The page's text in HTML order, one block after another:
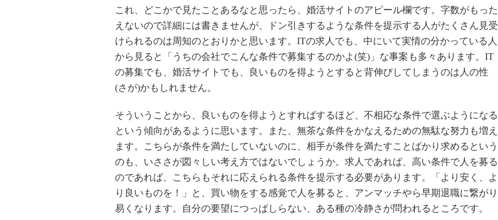
これ、どこかで見たことあるなと思ったら、婚活サイトのアピール欄です。字数がもった
えないので詳細には書きませんが、ドン引きするような条件を提示する人がたくさん見受
けられるのは周知のとおりかと思います。ITの求人でも、中にいて実情の分かっている人
から見ると「うちの会社でこんな条件で募集するのかよ(笑)」な事案も多々あります。IT
の募集でも、婚活サイトでも、良いものを得ようとすると背伸びしてしまうのは人の性
(さが)かもしれません。
そういうことから、良いものを得ようとすればするほど、不相応な条件で選ぶようになる
という傾向があるように思います。また、無茶な条件をかなえるための無駄な努力も増え
ます。こちらが条件を満たしていないのに、相手が条件を満たすことばかり求めるという
のも、いささが図々しい考え方ではないでしょうか。求人であれば、高い条件で人を募る
のであれば、こちらもそれに応えられる条件を提示する必要があります。「より安く、よ
り良いものを！」と、買い物をする感覚で人を募ると、アンマッチやら早期退職に繋がり
易くなります。自分の要望につっぱしらない、ある種の冷静さが問われるところです。